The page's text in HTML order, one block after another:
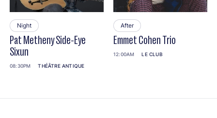
Night
Pat Metheny Side-Eye
Sixun
08:30PM THÉÂTRE ANTIQUE
After
Emmet Cohen Trio
12:00AM LE CLUB